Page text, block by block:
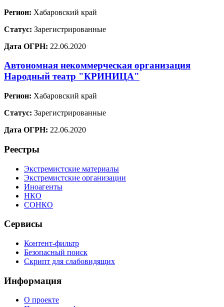
Регион: Хабаровский край
Статус: Зарегистрированные
Дата ОГРН: 22.06.2020
Автономная некоммерческая организация
Народный театр "КРИНИЦА"
Регион: Хабаровский край
Статус: Зарегистрированные
Дата ОГРН: 22.06.2020
Реестры
Экстремистские материалы
Экстремистские организации
Иноагенты
НКО
СОНКО
Сервисы
Контент-фильтр
Безопасный поиск
Скрипт для слабовидящих
Информация
О проекте